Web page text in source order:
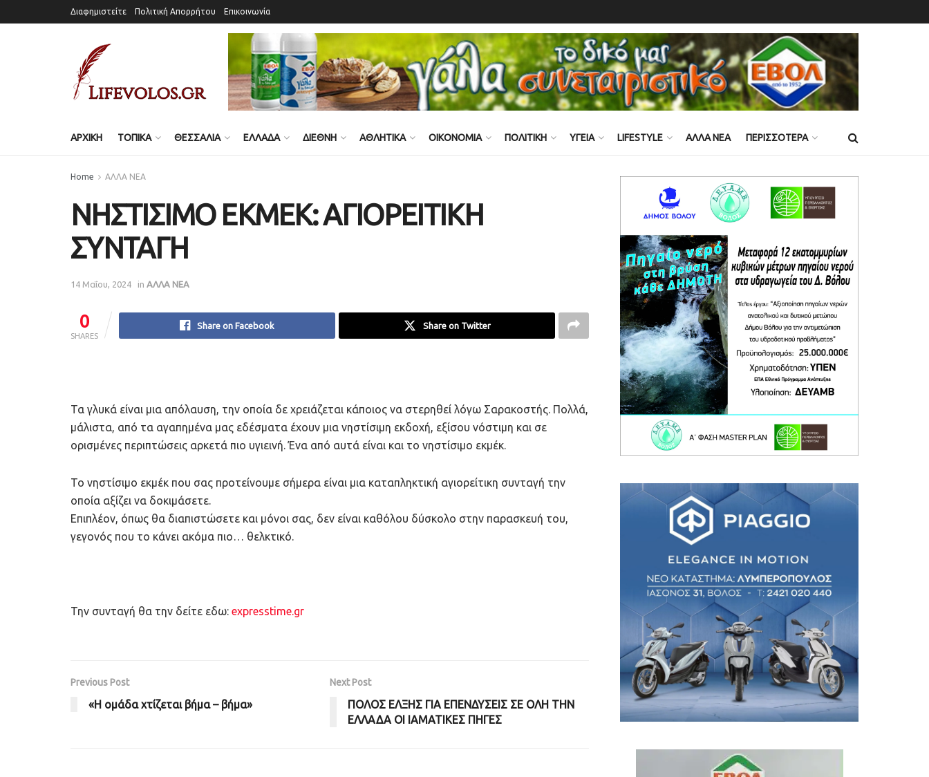
Διαφημιστείτε Πολιτική Απορρήτου Επικοινωνία
ΑΡΧΙΚΗ ΤΟΠΙΚΑ ΘΕΣΣΑΛΙΑ ΕΛΛΑΔΑ ΔΙΕΘΝΗ ΑΘΛΗΤΙΚΑ ΟΙΚΟΝΟΜΙΑ ΠΟΛΙΤΙΚΗ ΥΓΕΙΑ LIFESTYLE ΑΛΛΑ ΝΕΑ ΠΕΡΙΣΣΟΤΕΡΑ
Home ΑΛΛΑ ΝΕΑ
ΝΗΣΤΙΣΙΜΟ ΕΚΜΕΚ: ΑΓΙΟΡΕΙΤΙΚΗ
ΣΥΝΤΑΓΗ
14 Μαΐου, 2024 in ΑΛΛΑ ΝΕΑ
0
SHARES
Share on Facebook Share on Twitter
Τα γλυκά είναι μια απόλαυση, την οποία δε χρειάζεται κάποιος να στερηθεί λόγω Σαρακοστής. Πολλά,
μάλιστα, από τα αγαπημένα μας εδέσματα έχουν μια νηστίσιμη εκδοχή, εξίσου νόστιμη και σε
ορισμένες περιπτώσεις αρκετά πιο υγιεινή. Ένα από αυτά είναι και το νηστίσιμο εκμέκ.
Το νηστίσιμο εκμέκ που σας προτείνουμε σήμερα είναι μια καταπληκτική αγιορείτικη συνταγή την
οποία αξίζει να δοκιμάσετε.
Επιπλέον, όπως θα διαπιστώσετε και μόνοι σας, δεν είναι καθόλου δύσκολο στην παρασκευή του,
γεγονός που το κάνει ακόμα πιο… θελκτικό.
Την συνταγή θα την δείτε εδω: expresstime.gr
Previous Post
«Η ομάδα χτίζεται βήμα – βήμα»
Next Post
ΠΟΛΟΣ ΕΛΞΗΣ ΓΙΑ ΕΠΕΝΔΥΣΕΙΣ ΣΕ ΟΛΗ ΤΗΝ
ΕΛΛΑΔΑ ΟΙ ΙΑΜΑΤΙΚΕΣ ΠΗΓΕΣ